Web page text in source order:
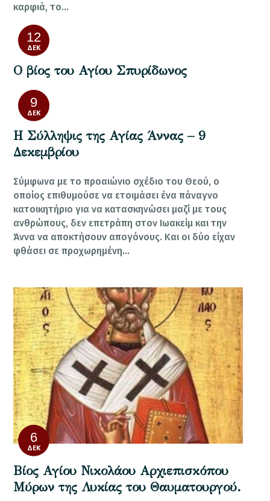
καρφιά, το…
12
ΔΕΚ
Ο βίος του Αγίου Σπυρίδωνος
9
ΔΕΚ
Η Σύλληψις της Αγίας Άννας – 9
Δεκεμβρίου
Σύμφωνα με το προαιώνιο σχέδιο του Θεού, ο
οποίος επιθυμούσε να ετοιμάσει ένα πάναγνο
κατοικητήριο για να κατασκηνώσει μαζί με τους
ανθρώπους, δεν επετράπη στον Ιωακείμ και την
Άννα να αποκτήσουν απογόνους. Και οι δύο είχαν
φθάσει σε προχωρημένη…
6
ΔΕΚ
Βίος Αγίου Νικολάου Αρχιεπισκόπου
Μύρων της Λυκίας του Θαυματουργού.